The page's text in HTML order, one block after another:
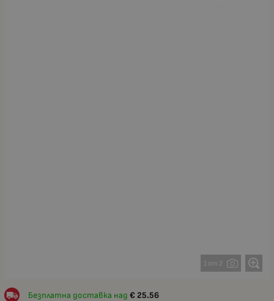
1 от 2
Безплатна доставка над 25.56
€